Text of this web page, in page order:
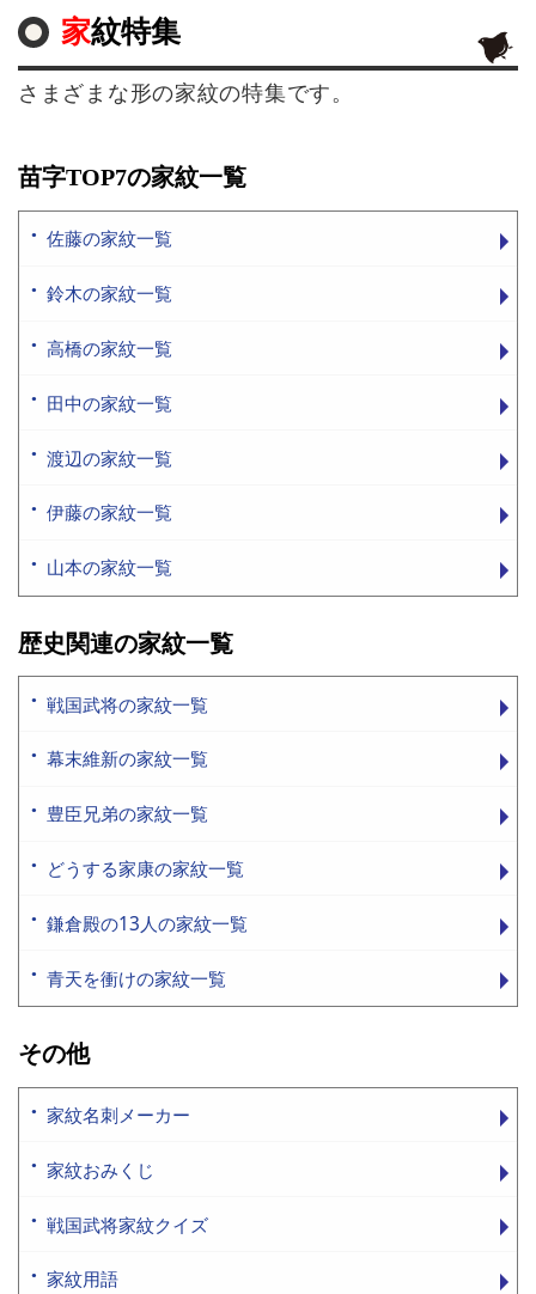
家紋特集
さまざまな形の家紋の特集です。
苗字TOP7の家紋一覧
佐藤の家紋一覧
鈴木の家紋一覧
高橋の家紋一覧
田中の家紋一覧
渡辺の家紋一覧
伊藤の家紋一覧
山本の家紋一覧
歴史関連の家紋一覧
戦国武将の家紋一覧
幕末維新の家紋一覧
豊臣兄弟の家紋一覧
どうする家康の家紋一覧
鎌倉殿の13人の家紋一覧
青天を衝けの家紋一覧
その他
家紋名刺メーカー
家紋おみくじ
戦国武将家紋クイズ
家紋用語